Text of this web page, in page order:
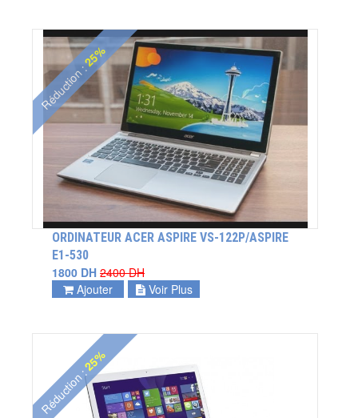
Réduction :
25%
ORDINATEUR ACER ASPIRE VS-122P/ASPIRE
E1-530
1800 DH 2400 DH
Ajouter
Voir Plus
Réduction :
25%